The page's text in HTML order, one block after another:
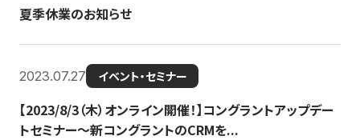
夏季休業のお知らせ
2023.07.27 イベント・セミナー
【2023/8/3（木）オンライン開催！】コングラントアップデー
トセミナー〜新コングラントのCRMを...